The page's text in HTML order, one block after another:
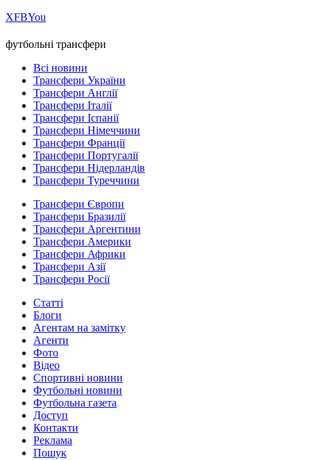
ХFBYou
футбольні трансфери
Всі новини
Трансфери України
Трансфери Англії
Трансфери Італії
Трансфери Іспанії
Трансфери Німеччини
Трансфери Франції
Трансфери Португалії
Трансфери Нідерландів
Трансфери Туреччини
Трансфери Європи
Трансфери Бразилії
Трансфери Аргентини
Трансфери Америки
Трансфери Африки
Трансфери Азії
Трансфери Росії
Статті
Блоги
Агентам на замітку
Агенти
Фото
Відео
Спортивні новини
Футбольні новини
Футбольна газета
Доступ
Контакти
Реклама
Пошук